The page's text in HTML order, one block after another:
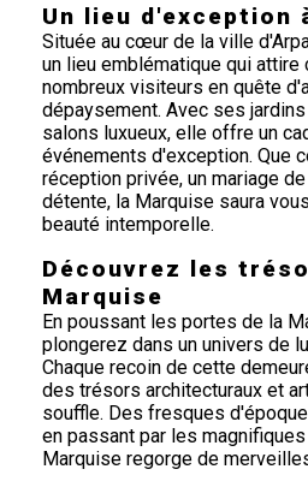
Un lieu d'exception
Située au cœur de la ville
un lieu emblématique qui attire
nombreux visiteurs en quête
dépaysement. Avec ses
salons luxueux, elle offre un
événements d'exception. Que
réception privée, un mariage
détente, la Marquise saura
beauté intemporelle.
Découvrez les
Marquise
En poussant les portes de la
plongerez dans un univers de
Chaque recoin de cette
des trésors architecturaux et
souffle. Des fresques
en passant par les
Marquise regorge de